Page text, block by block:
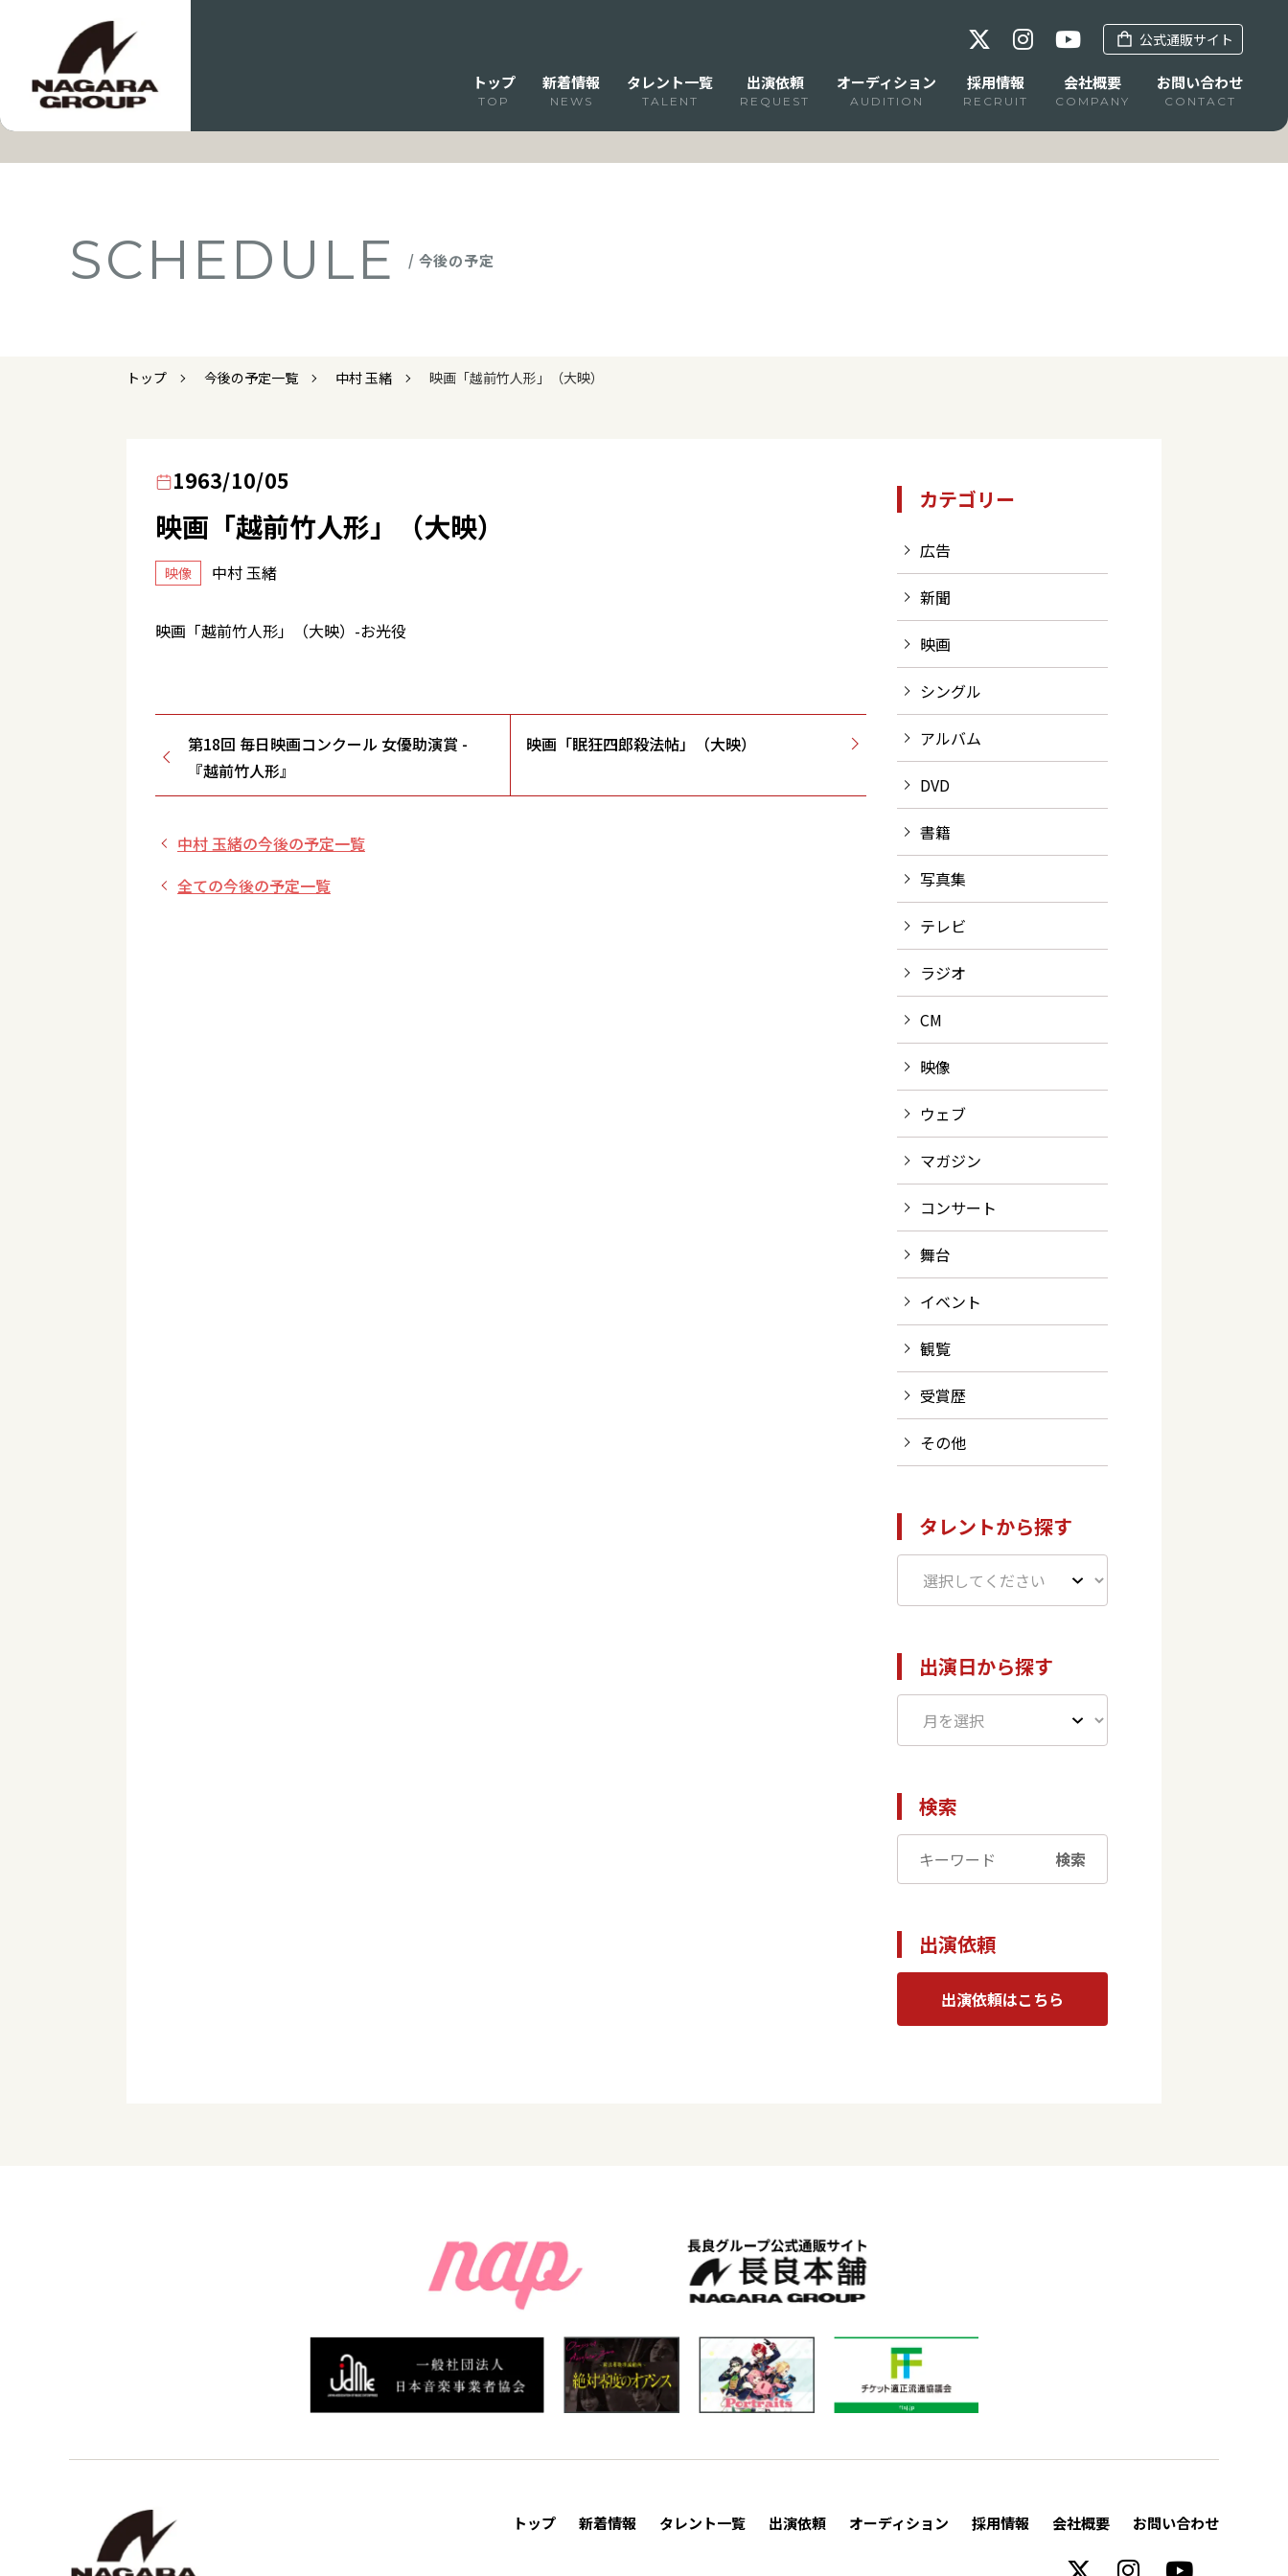
公式通販サイト
トップ
TOP
新着情報
NEWS
タレント一覧
TALENT
出演依頼
REQUEST
オーディション
AUDITION
採用情報
RECRUIT
会社概要
COMPANY
お問い合わせ
CONTACT
SCHEDULE / 今後の予定
トップ 今後の予定一覧 中村 玉緒 映画「越前竹人形」（大映）
1963/10/05
映画「越前竹人形」（大映）
映像 中村 玉緒
映画「越前竹人形」（大映）-お光役
第18回 毎日映画コンクール 女優助演賞 -
『越前竹人形』
映画「眠狂四郎殺法帖」（大映）
中村 玉緒の今後の予定一覧
全ての今後の予定一覧
カテゴリー
広告
新聞
映画
シングル
アルバム
DVD
書籍
写真集
テレビ
ラジオ
CM
映像
ウェブ
マガジン
コンサート
舞台
イベント
観覧
受賞歴
その他
タレントから探す
出演日から探す
検索
検索
出演依頼
出演依頼はこちら
トップ 新着情報 タレント一覧 出演依頼 オーディション 採用情報 会社概要 お問い合わせ